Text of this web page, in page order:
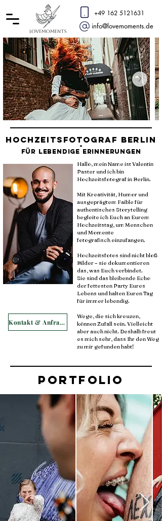
+49 162 5121631
info@lovemoments.de
Hochzeitsfotograf Berlin
-
für lebendige Erinnerungen
Kontakt & Anfrage
Hallo, mein Name ist Valentin
Paster und ich bin
Hochzeitsfotograf in Berlin.
Mit Kreativität, Humor und
ausgeprägtem Faible für
authentisches Storytelling
begleite ich Euch an Eurem
Hochzeitstag, um Menschen
und Momente
fotografisch einzufangen.
Hochzeitsfotos sind nicht bloß
Bilder – sie dokumentieren
das, was Euch verbindet.
Sie sind das bleibende Echo
der fettesten Party Eures
Lebens und halten Euren Tag
für immer lebendig.
Wege, die sich kreuzen,
können Zufall sein. Vielleicht
aber auch nicht. Deshalb freut
es mich sehr, dass Ihr den Weg
zu mir gefunden habt!
Portfolio